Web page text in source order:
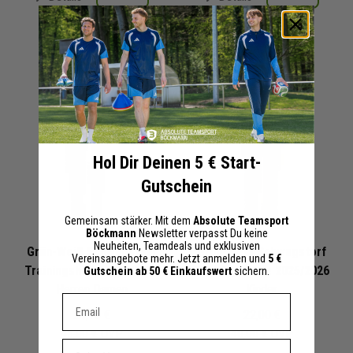
+ 0 Interessenten + 0 Interessenten
Grün-Weiß Schwagstorf
Trainingshose 2025/2026
Herren Damen
24,75 €
45,00 € UVP
Grün-Weiß Schwagstorf
Trainingshose 2025/2026
Kinder
40,00 € UVP
Hol Dir Deinen 5 € Start-
Gutschein
Gemeinsam stärker. Mit dem Absolute Teamsport
Böckmann Newsletter verpasst Du keine
Neuheiten, Teamdeals und exklusiven
Vereinsangebote mehr. Jetzt anmelden und 5 €
Gutschein ab 50 € Einkaufswert sichern.
Dein E-mail Adresse
Vorname